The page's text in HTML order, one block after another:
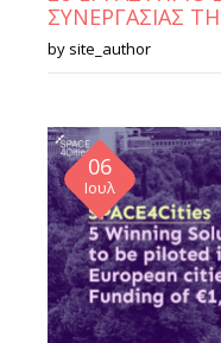
ΣΥΝΕΡΓΑΣΙΑΣ
by site_author
06
Ιουλ